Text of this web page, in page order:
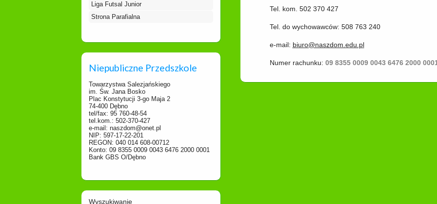
Liga Futsal Junior
Strona Parafialna
Niepubliczne Przedszkole
Towarzystwa Salezjańskiego
im. Św. Jana Bosko
Plac Konstytucji 3-go Maja 2
74-400 Dębno
tel/fax: 95 760-48-54
tel.kom.: 502-370-427
e-mail: naszdom@onet.pl
NIP: 597-17-22-201
REGON: 040 014 608-00712
Konto: 09 8355 0009 0043 6476 2000 0001
Bank GBS O/Dębno
Wyszukiwanie
Tel. kom. 502 370 427
Tel. do wychowawców: 508 763 240
e-mail: biuro@naszdom.edu.pl
Numer rachunku: 09 8355 0009 0043 6476 2000